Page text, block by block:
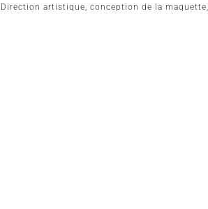
Direction artistique, conception de la